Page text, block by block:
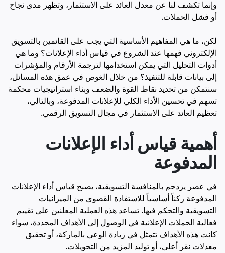
وإنما تكشف لنا عن معدل العائد على الاستثمار، وتظهر مدى نجاح
أو فشل الحملات.
لكن، ما هي المفاهيم الأساسية التي يجب على القائمين بالتسويق
الإلكتروني فهمها عند الشروع في قياس أداء الإعلانات؟ وما هي
أدوات التحليل التي يمكن استخدامها لترجمة الأرقام والمؤشرات
إلى بيانات قابلة للتنفيذ؟ من خلال الغوص في عمق هذه المسائل،
سنتمكن من تحديد نقاط القوة والضعف وبناء استراتيجيات محكمة
تسهم في تحسين الأداء الكلي للإعلانات المدفوعة، وبالتالي،
تعظيم العائد على الاستثمار في مجال التسويق الرقمي.
أهمية قياس أداء الإعلانات
المدفوعة
في عصر يزدحم بالمنافسة التسويقية، يصبح قياس أداء الإعلانات
المدفوعة ركناً أساسياً للاستفادة القصوى من الميزانيات
التسويقية والتحكم فيها. تساعد هذه العملية المعلنين على تقييم
فعالية الحملات الإعلانية في الوصول إلى الأهداف المحددة، سواء
كانت هذه الأهداف تتمثل في زيادة الوعي بالماركة، أو تحقيق
معدلات نقر أعلى، أو توليد المزيد من التحويلات.